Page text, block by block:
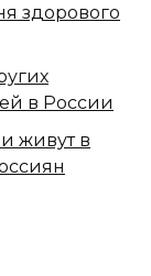
здорового
в России
живут в